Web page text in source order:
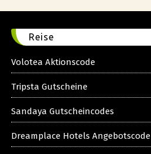
Reise
Volotea Aktionscode
Tripsta Gutscheine
Sandaya Gutscheincodes
Dreamplace Hotels Angebotscode